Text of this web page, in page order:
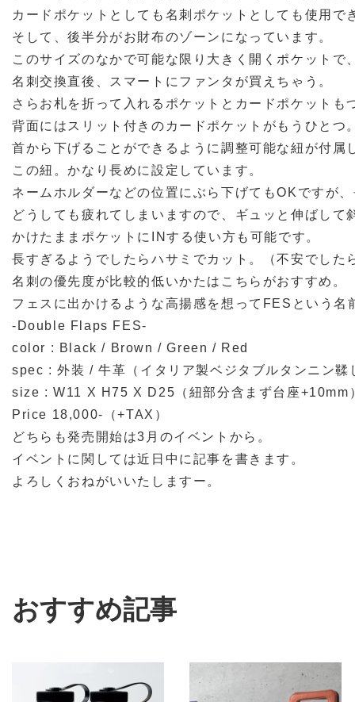
カードポケットとしても名刺ポケットとしても使用で
そして、後半分がお財布のゾーンになっています。
このサイズのなかで可能な限り大きく開くポケットで
名刺交換直後、スマートにファンタが買えちゃう。
さらお札を折って入れるポケットとカードポケットも
背面にはスリット付きのカードポケットがもうひとつ
首から下げることができるように調整可能な紐が付属
この紐。かなり長めに設定しています。
ネームホルダーなどの位置にぶら下げてもOKですが
どうしても疲れてしまいますので、ギュッと伸ばして
かけたままポケットにINする使い方も可能です。
長すぎるようでしたらハサミでカット。（不安でした
名刺の優先度が比較的低いかたはこちらがおすすめ。
フェスに出かけるような高揚感を想ってFESという名
-Double Flaps FES-
color : Black / Brown / Green / Red
spec : 外装 / 牛革（イタリア製ベジタブルタンニン鞣
size : W11 X H75 X D25（紐部分含まず台座+10mm
Price 18,000-（+TAX）
どちらも発売開始は3月のイベントから。
イベントに関しては近日中に記事を書きます。
よろしくおねがいいたしますー。
おすすめ記事